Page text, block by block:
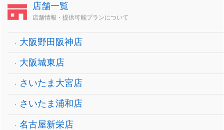
店舗一覧
店舗情報・提供可能プランについて
大阪野田阪神店
大阪城東店
さいたま大宮店
さいたま浦和店
名古屋新栄店